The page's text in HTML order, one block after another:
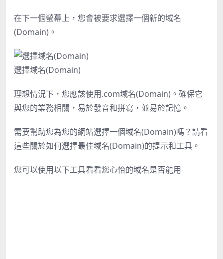
在下一個螢幕上，您會被要求選擇一個新的域名
(Domain)。
選擇域名(Domain)
理想情況下，您應該使用.com域名(Domain)。確保它
與您的業務相關，易於發音和拼寫，並易於記憶。
需要幫助您為您的網站選擇一個域名(Domain)嗎？請看
這些關於如何選擇最佳域名(Domain)的提示和工具。
您可以使用以下工具看看您心怡的域名是否能用